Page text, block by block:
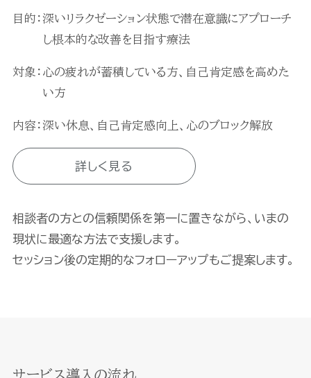
目的： 深いリラクゼーション状態で潜在意識にアプローチ
し根本的な改善を目指す療法
対象： 心の疲れが蓄積している方、自己肯定感を高めた
い方
内容： 深い休息、自己肯定感向上、心のブロック解放
詳しく見る
相談者の方との信頼関係を第一に置きながら、いまの
現状に最適な方法で支援します。
セッション後の定期的なフォローアップもご提案します。
サービス導入の流れ